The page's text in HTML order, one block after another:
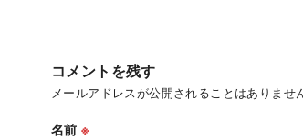
コメントを残す
メールアドレスが公開されることはありません
名前※